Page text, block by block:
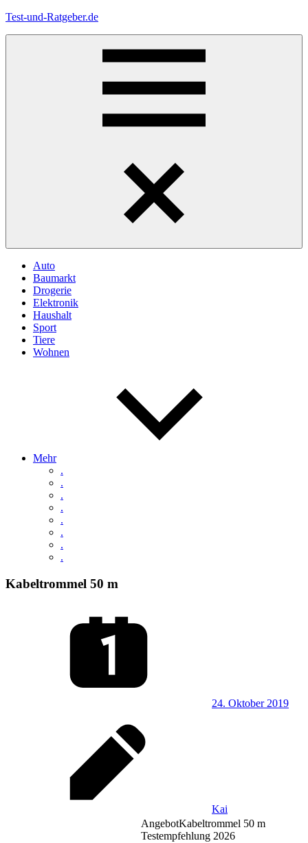
Zum
Test-und-Ratgeber.de
Auto
Baumarkt
Drogerie
Elektronik
Haushalt
Sport
Tiere
Wohnen
Mehr
.
.
.
.
.
.
.
.
Kabeltrommel 50 m
24. Oktober 2019
Kai
AngebotKabeltrommel 50 m
Testempfehlung 2026